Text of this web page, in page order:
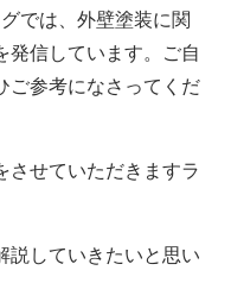
では、外壁塗装に関
発信しています。ご自
ご参考になさってくだ
させていただきますラ
説していきたいと思い